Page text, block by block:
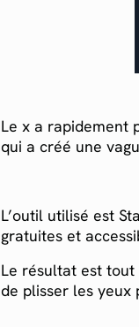
Le x a rapidement
qui a créé une
L’outil utilisé est
gratuites et
Le résultat est
de plisser les yeux